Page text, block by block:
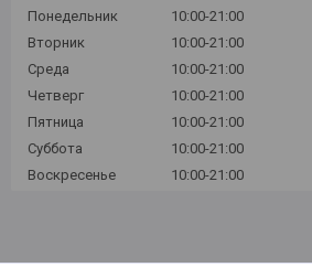
Понедельник
10:00-21:00
Вторник
10:00-21:00
Среда
10:00-21:00
Четверг
10:00-21:00
Пятница
10:00-21:00
Суббота
10:00-21:00
Воскресенье
10:00-21:00